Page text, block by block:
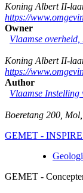
Koning Albert II-
https://
Owner
Vlaamse
Koning Albert II-
https://
Author
Vlaamse
Boeretang 200 Mol
GEMET - INSPIRE
GEMET -